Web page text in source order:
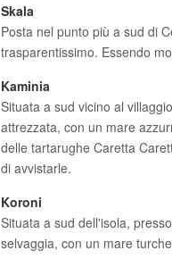
Skala
Posta nel punto più a sud di
trasparentissimo. Essendo
Kaminia
Situata a sud vicino al
attrezzata, con un mare
delle tartarughe Caretta
di avvistarle.
Koroni
Situata a sud dell'isola,
selvaggia, con un mare